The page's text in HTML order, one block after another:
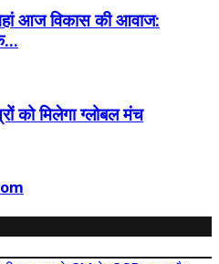
आज विकास की आवाज:
को मिलेगा ग्लोबल मंच